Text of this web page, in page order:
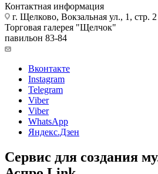
Контактная информация
г. Щелково, Вокзальная ул., 1, стр. 2
Торговая галерея "Щелчок"
павильон 83-84
Вконтакте
Instagram
Telegram
Viber
Viber
WhatsApp
Яндекс.Дзен
Сервис для создания